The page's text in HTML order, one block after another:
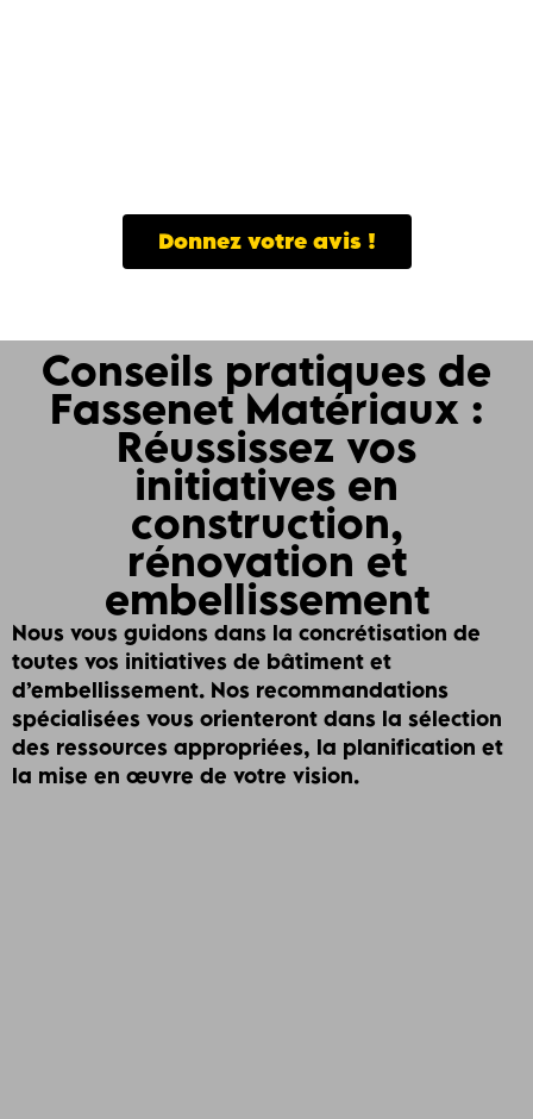
Donnez votre avis !
Conseils pratiques de
Fassenet Matériaux :
Réussissez vos
initiatives en
construction,
rénovation et
embellissement
Nous vous guidons dans la concrétisation de
toutes vos initiatives de bâtiment et
d’embellissement. Nos recommandations
spécialisées vous orienteront dans la sélection
des ressources appropriées, la planification et
la mise en œuvre de votre vision.